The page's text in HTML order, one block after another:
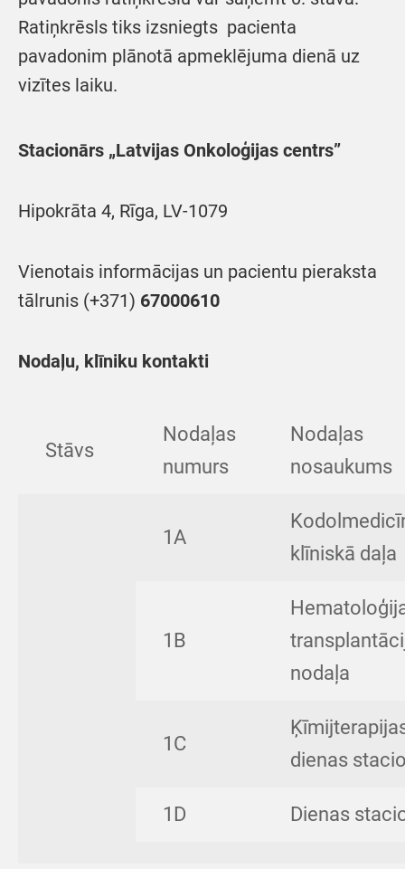
Ratiņkrēsls tiks izsniegts pacienta
pavadonim plānotā apmeklējuma dienā uz
vizītes laiku.
Stacionārs „Latvijas Onkoloģijas centrs”
Hipokrāta 4, Rīga, LV-1079
Vienotais informācijas un pacientu pieraksta
tālrunis (+371) 67000610
Nodaļu, klīniku kontakti
Stāvs
Nodaļas
numurs
Nodaļas
nosaukums
1A
klīniskā daļa
1B
nodaļa
1C
dienas
1D Dienas